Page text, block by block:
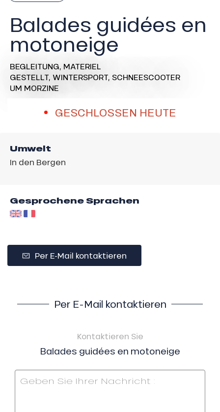
Balades guidées en
motoneige
BEGLEITUNG, MATERIEL
GESTELLT, WINTERSPORT, SCHNEESCOOTER
UM MORZINE
GESCHLOSSEN HEUTE
Umwelt
In den Bergen
Gesprochene Sprachen
Per E-Mail kontaktieren
Per E-Mail kontaktieren
Kontaktieren Sie
Balades guidées en motoneige